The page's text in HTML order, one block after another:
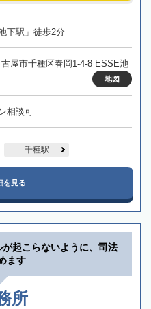
下駅」徒歩2分
屋市千種区春岡1-4-8 ESSE池
地図
相談可
千種駅
を見る
が起こらないように、司法
ます
所